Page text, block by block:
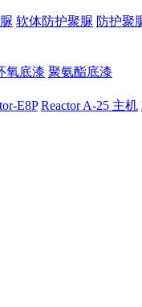
软体防护聚脲 防护聚
氧底漆 聚氨酯底漆
E8P Reactor A-25 主机